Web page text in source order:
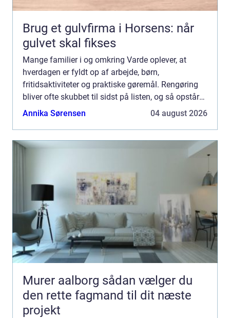
Brug et gulvfirma i Horsens: når
gulvet skal fikses
Mange familier i og omkring Varde oplever, at
hverdagen er fyldt op af arbejde, børn,
fritidsaktiviteter og praktiske gøremål. Rengøring
bliver ofte skubbet til sidst på listen, og så opstår
spørgsmålet: Skal du bruge din weekend på at gøre
Annika Sørensen 04 august 2026
Murer aalborg sådan vælger du
den rette fagmand til dit næste
projekt